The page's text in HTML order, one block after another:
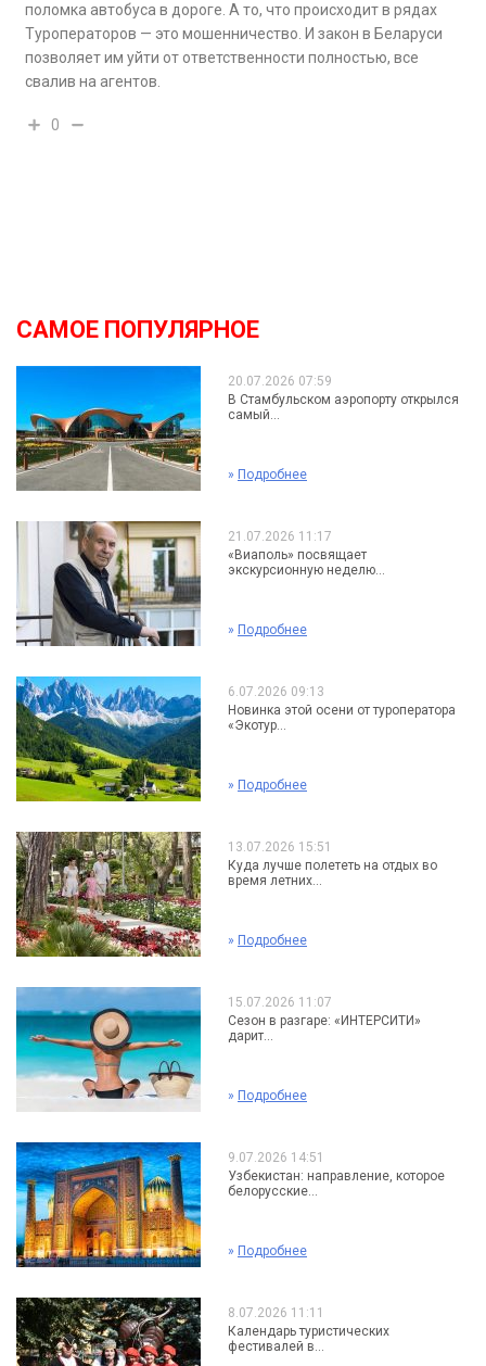
поломка автобуса в дороге. А то, что происходит в рядах
Туроператоров — это мошенничество. И закон в Беларуси
позволяет им уйти от ответственности полностью, все
свалив на агентов.
0
САМОЕ ПОПУЛЯРНОЕ
20.07.2026 07:59
В Стамбульском аэропорту открылся
самый...
» Подробнее
21.07.2026 11:17
«Виаполь» посвящает
экскурсионную неделю...
» Подробнее
6.07.2026 09:13
Новинка этой осени от туроператора
«Экотур...
» Подробнее
13.07.2026 15:51
Куда лучше полететь на отдых во
время летних...
» Подробнее
15.07.2026 11:07
Сезон в разгаре: «ИНТЕРСИТИ»
дарит...
» Подробнее
9.07.2026 14:51
Узбекистан: направление, которое
белорусские...
» Подробнее
8.07.2026 11:11
Календарь туристических
фестивалей в...